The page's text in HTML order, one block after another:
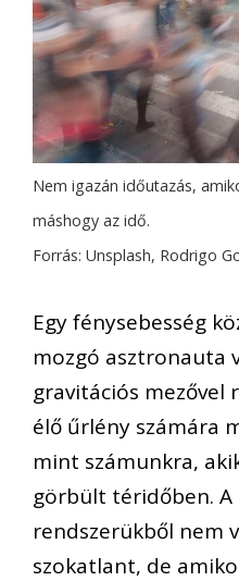
Nem igazán időutazás,
máshogy az idő.
Forrás: Unsplash, Rodrigo
Egy fénysebesség
mozgó asztronauta
gravitációs mezővel
élő űrlény számára
mint számunkra,
görbült téridőben.
rendszerükből nem
szokatlant, de